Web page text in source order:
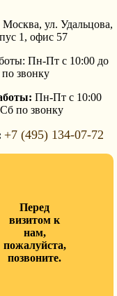
Москва, ул. Удальцова,
1, офис 57
Пн-Пт с 10:00 до
звонку
Пн-Пт с 10:00
по звонку
+7 (495) 134-07-72
Перед
визитом к
нам,
пожалуйста,
позвоните.